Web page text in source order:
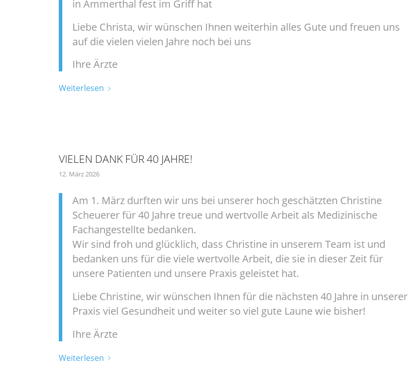
in Ammerthal fest im Griff hat
Liebe Christa, wir wünschen Ihnen weiterhin alles Gute und freuen uns
auf die vielen vielen Jahre noch bei uns
Ihre Ärzte
Weiterlesen
VIELEN DANK FÜR 40 JAHRE!
12. März 2026
Am 1. März durften wir uns bei unserer hoch geschätzten Christine
Scheuerer für 40 Jahre treue und wertvolle Arbeit als Medizinische
Fachangestellte bedanken.
Wir sind froh und glücklich, dass Christine in unserem Team ist und
bedanken uns für die viele wertvolle Arbeit, die sie in dieser Zeit für
unsere Patienten und unsere Praxis geleistet hat.
Liebe Christine, wir wünschen Ihnen für die nächsten 40 Jahre in unserer
Praxis viel Gesundheit und weiter so viel gute Laune wie bisher!
Ihre Ärzte
Weiterlesen